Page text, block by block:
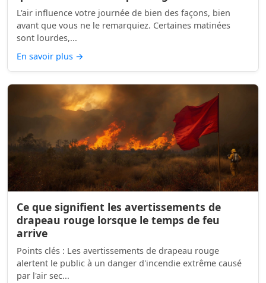
L'air influence votre journée de bien des façons, bien
avant que vous ne le remarquiez. Certaines matinées
sont lourdes,...
En savoir plus →
Ce que signifient les avertissements de
drapeau rouge lorsque le temps de feu
arrive
Points clés : Les avertissements de drapeau rouge
alertent le public à un danger d'incendie extrême causé
par l'air sec...